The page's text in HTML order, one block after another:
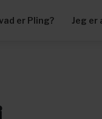
er Pling? Jeg er